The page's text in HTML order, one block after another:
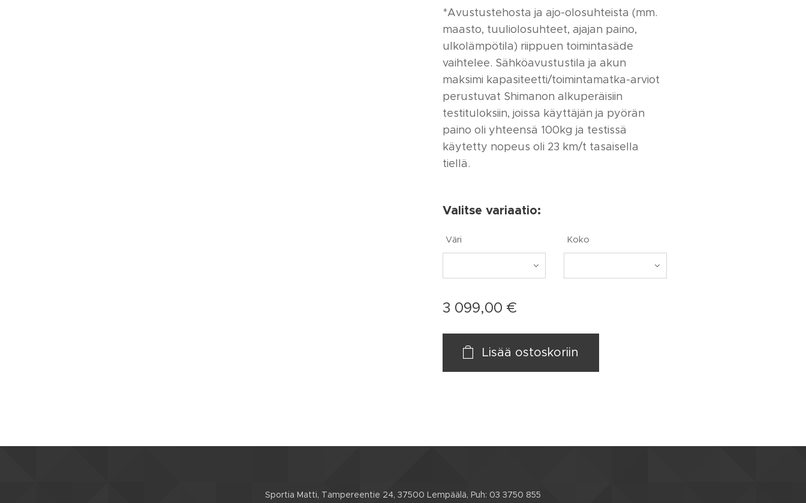
*Avustustehosta ja ajo-olosuhteista (mm.
maasto, tuuliolosuhteet, ajajan paino,
ulkolämpötila) riippuen toimintasäde
vaihtelee. Sähköavustustila ja akun
maksimi kapasiteetti/toimintamatka-arviot
perustuvat Shimanon alkuperäisiin
testituloksiin, joissa käyttäjän ja pyörän
paino oli yhteensä 100kg ja testissä
käytetty nopeus oli 23 km/t tasaisella
tiellä.
Valitse variaatio:
Väri Koko
3 099,00 €
Lisää ostoskoriin
Sportia Matti, Tampereentie 24, 37500 Lempäälä, Puh: 03 3750 855